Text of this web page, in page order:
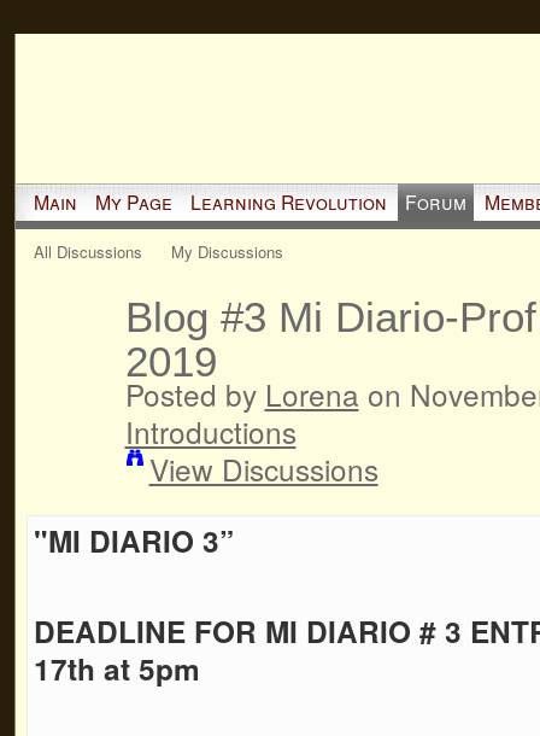
Main My Page Learning Revolution Forum
All Discussions My Discussions
Blog #3 Mi Diario-
2019
Posted by Lorena on
Introductions
View Discussions
"MI DIARIO 3”
DEADLINE FOR MI DIARIO # 3
17th at 5pm